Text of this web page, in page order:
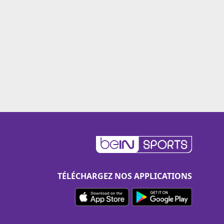
TÉLÉCHARGEZ NOS APPLICATIONS